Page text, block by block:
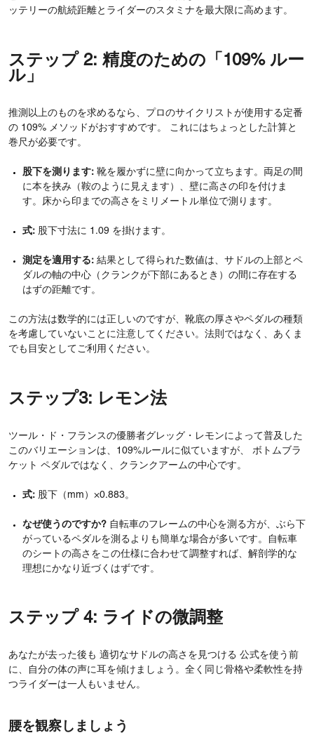
ッテリーの航続距離とライダーのスタミナを最大限に高めます。
ステップ 2: 精度のための「109% ルー
ル」
推測以上のものを求めるなら、プロのサイクリストが使用する定番
の 109% メソッドがおすすめです。 これにはちょっとした計算と
巻尺が必要です。
股下を測ります: 靴を履かずに壁に向かって立ちます。両足の間
に本を挟み（鞍のように見えます）、壁に高さの印を付けま
す。床から印までの高さをミリメートル単位で測ります。
式: 股下寸法に 1.09 を掛けます。
測定を適用する: 結果として得られた数値は、サドルの上部とペ
ダルの軸の中心（クランクが下部にあるとき）の間に存在する
はずの距離です。
この方法は数学的には正しいのですが、靴底の厚さやペダルの種類
を考慮していないことに注意してください。法則ではなく、あくま
でも目安としてご利用ください。
ステップ3: レモン法
ツール・ド・フランスの優勝者グレッグ・レモンによって普及した
このバリエーションは、109%ルールに似ていますが、 ボトムブラ
ケット ペダルではなく、クランクアームの中心です。
式: 股下（mm）×0.883。
なぜ使うのですか? 自転車のフレームの中心を測る方が、ぶら下
がっているペダルを測るよりも簡単な場合が多いです。自転車
のシートの高さをこの仕様に合わせて調整すれば、解剖学的な
理想にかなり近づくはずです。
ステップ 4: ライドの微調整
あなたが去った後も 適切なサドルの高さを見つける 公式を使う前
に、自分の体の声に耳を傾けましょう。全く同じ骨格や柔軟性を持
つライダーは一人もいません。
腰を観察しましょう